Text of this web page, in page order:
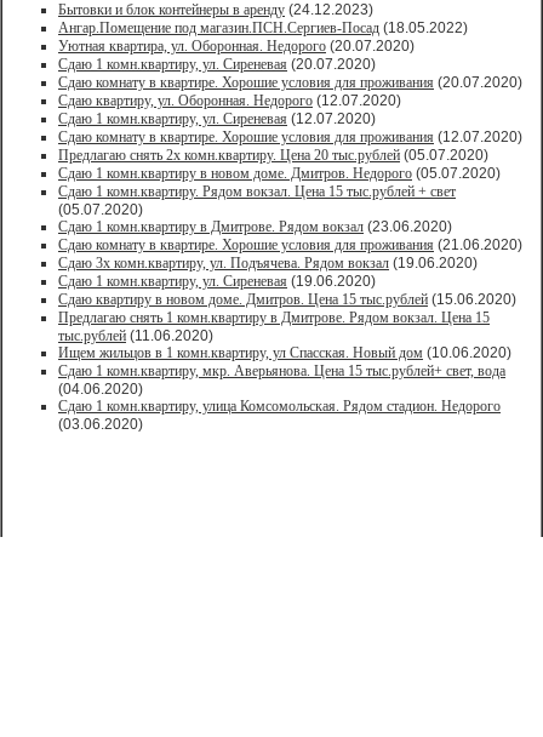
Бытовки и блок контейнеры в аренду (24.12.2023)
Ангар.Помещение под магазин.ПСН.Сергиев-Посад (18.05.2022)
Уютная квартира, ул. Оборонная. Недорого (20.07.2020)
Сдаю 1 комн.квартиру, ул. Сиреневая (20.07.2020)
Сдаю комнату в квартире. Хорошие условия для проживания (20.07.2020)
Сдаю квартиру, ул. Оборонная. Недорого (12.07.2020)
Сдаю 1 комн.квартиру, ул. Сиреневая (12.07.2020)
Сдаю комнату в квартире. Хорошие условия для проживания (12.07.2020)
Предлагаю снять 2х комн.квартиру. Цена 20 тыс.рублей (05.07.2020)
Сдаю 1 комн.квартиру в новом доме. Дмитров. Недорого (05.07.2020)
Сдаю 1 комн.квартиру. Рядом вокзал. Цена 15 тыс.рублей + свет
(05.07.2020)
Сдаю 1 комн.квартиру в Дмитрове. Рядом вокзал (23.06.2020)
Сдаю комнату в квартире. Хорошие условия для проживания (21.06.2020)
Сдаю 3х комн.квартиру, ул. Подъячева. Рядом вокзал (19.06.2020)
Сдаю 1 комн.квартиру, ул. Сиреневая (19.06.2020)
Сдаю квартиру в новом доме. Дмитров. Цена 15 тыс.рублей (15.06.2020)
Предлагаю снять 1 комн.квартиру в Дмитрове. Рядом вокзал. Цена 15
тыс.рублей (11.06.2020)
Ищем жильцов в 1 комн.квартиру, ул Спасская. Новый дом (10.06.2020)
Сдаю 1 комн.квартиру, мкр. Аверьянова. Цена 15 тыс.рублей+ свет, вода
(04.06.2020)
Сдаю 1 комн.квартиру, улица Комсомольская. Рядом стадион. Недорого
(03.06.2020)